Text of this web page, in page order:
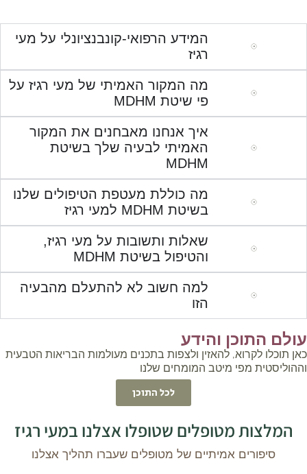
המידע הרפואי-קונבנציונלי על מעי
רגיז
מה המקור האמיתי של מעי רגיז על
פי שיטת MDHM
איך אנחנו מאבחנים את המקור
האמיתי לבעיה שלך בשיטת
MDHM
מה כוללת מעטפת הטיפולים שלנו
בשיטת MDHM למעי רגיז
שאלות ותשובות על מעי רגיז,
והטיפול בשיטת MDHM
למה חשוב לא להתעלם מהבעיה
הזו
עולם התוכן והידע
כאן תוכלו לקרוא, להאזין ולצפות בתכנים מעולמות הבריאות הטבעית
וההוליסטית מפי מיטב המומחים שלנו
לכל התוכן
המלצות מטופלים שטופלו אצלנו במעי רגיז
סיפורים אמיתיים של מטופלים שעברו תהליך אצלנו